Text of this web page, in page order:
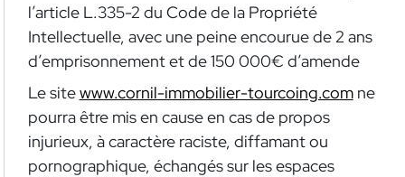
l’article L.335-2 du Code de la Propriété
Intellectuelle, avec une peine encourue de 2 ans
d’emprisonnement et de 150 000€ d’amende
Le sitewww.cornil-immobilier-tourcoing.comne
pourra être mis en cause en cas de propos
injurieux, à caractère raciste, diffamant ou
pornographique, échangés sur les espaces